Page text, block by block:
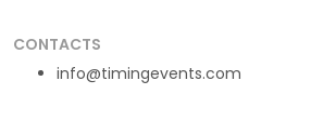
CONTACTS
info@timingevents.com